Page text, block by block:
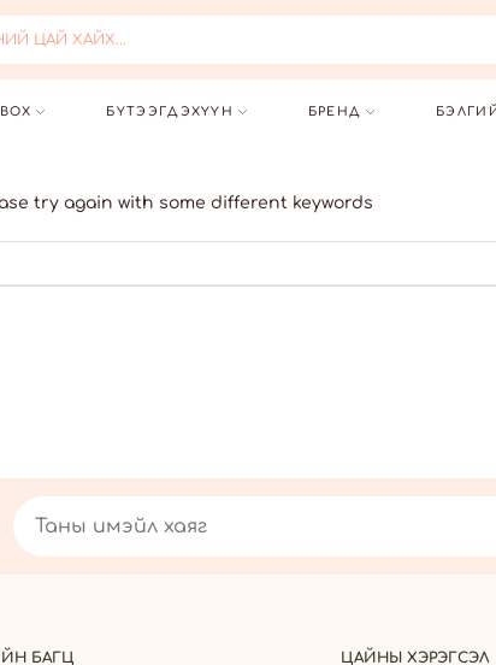
ЦАЙ ХАЙХ...
БҮТЭЭГДЭХҮҮН БРЕНД
try again with some different keywords
БАГЦ ЦАЙНЫ ХЭРЭГСЭЛ